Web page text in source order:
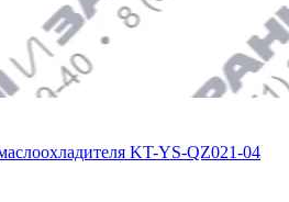
KT-YS-QZ021-04